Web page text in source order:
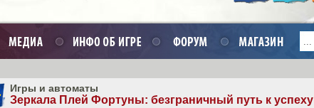
Игры и автоматы
Зеркала Плей Фортуны: безграничный путь к успеху